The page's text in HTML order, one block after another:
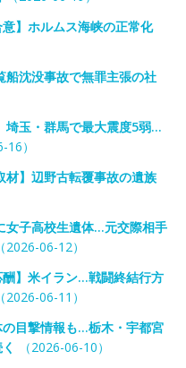
】ホルムス海峡の正常化
沈没事故で無罪主張の社
玉・群馬で最大震度5弱…
）
】辺野古転覆事故の遺族
子高校生遺体…元交際相手
06-12）
】米イラン…戦闘終結行方
06-11）
目撃情報も…栃木・宇都宮
（2026-06-10）